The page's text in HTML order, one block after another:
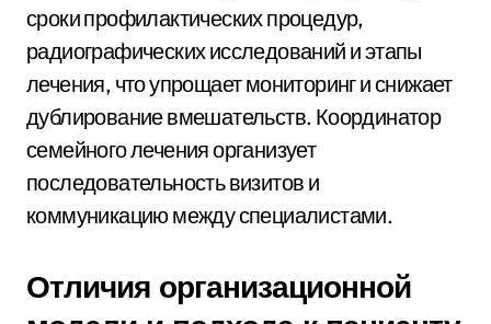
сроки профилактических процедур,
радиографических исследований и этапы
лечения, что упрощает мониторинг и снижает
дублирование вмешательств. Координатор
семейного лечения организует
последовательность визитов и
коммуникацию между специалистами.
Отличия организационной